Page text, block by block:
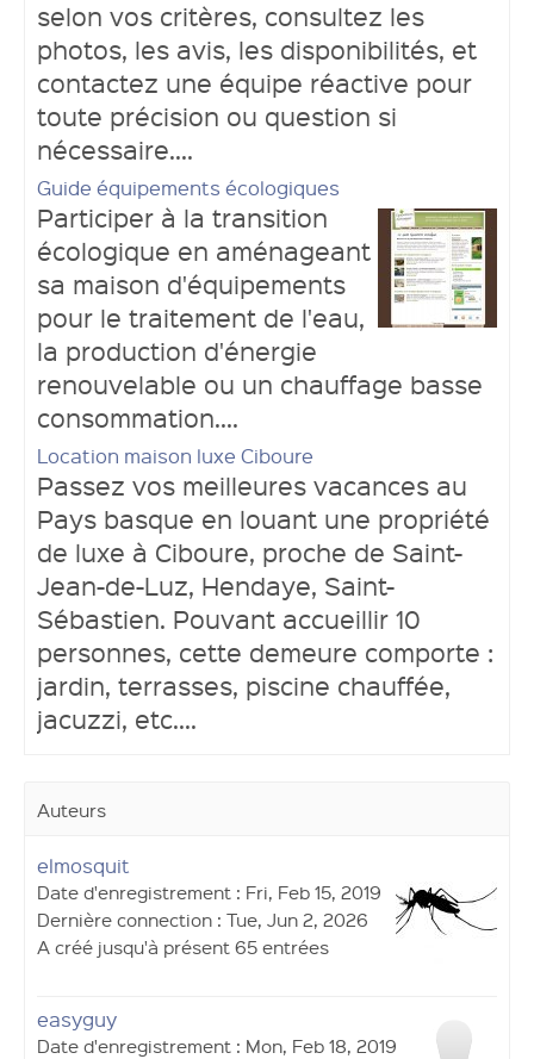
selon vos critères, consultez les
photos, les avis, les disponibilités, et
contactez une équipe réactive pour
toute précision ou question si
nécessaire....
Guide équipements écologiques
Participer à la transition
écologique en aménageant
sa maison d'équipements
pour le traitement de l'eau,
la production d'énergie
renouvelable ou un chauffage basse
consommation....
Location maison luxe Ciboure
Passez vos meilleures vacances au
Pays basque en louant une propriété
de luxe à Ciboure, proche de Saint-
Jean-de-Luz, Hendaye, Saint-
Sébastien. Pouvant accueillir 10
personnes, cette demeure comporte :
jardin, terrasses, piscine chauffée,
jacuzzi, etc....
Auteurs
elmosquit
Date d'enregistrement : Fri, Feb 15, 2019
Dernière connection : Tue, Jun 2, 2026
A créé jusqu'à présent 65 entrées
easyguy
Date d'enregistrement : Mon, Feb 18, 2019